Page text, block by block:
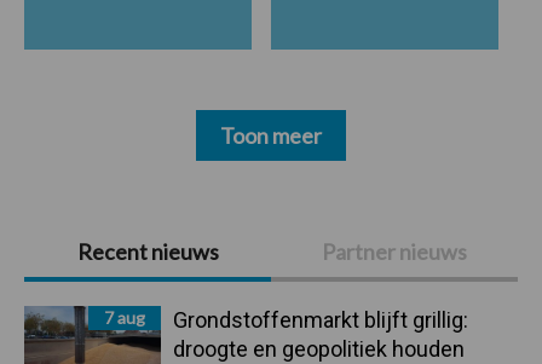
Primaire
Sidebar
Recent nieuws Partner nieuws
7 aug
Grondstoffenmarkt blijft grillig:
droogte en geopolitiek houden
Toon meer